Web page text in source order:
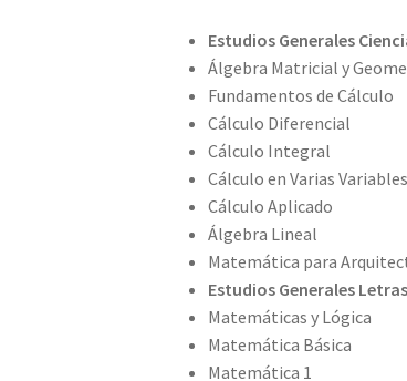
Estudios Generales
Álgebra Matricial y
Fundamentos de Cálculo
Cálculo Diferencial
Cálculo Integral
Cálculo en Varias Variables
Cálculo Aplicado
Álgebra Lineal
Matemática para
Estudios Generales Letras
Matemáticas y Lógica
Matemática Básica
Matemática 1